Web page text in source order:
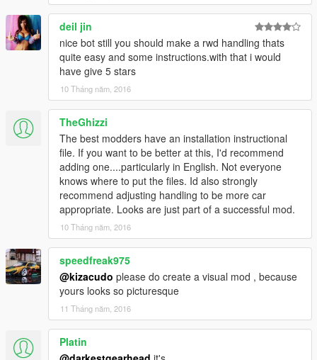
如想了解更多MOD进程，欢迎加入
【VG】VIP GROUP 团队QQ群：530797391
deil jin
nice bot still you should make a rwd handling thats
quite easy and some instructions.with that i would
have give 5 stars
10 Tháng năm, 2016
TheGhizzi
The best modders have an installation instructional
file. If you want to be better at this, I'd recommend
adding one....particularly in English. Not everyone
knows where to put the files. Id also strongly
recommend adjusting handling to be more car
appropriate. Looks are just part of a successful mod.
10 Tháng năm, 2016
speedfreak975
@kizacudo please do create a visual mod , because
yours looks so picturesque
11 Tháng năm, 2016
Platin